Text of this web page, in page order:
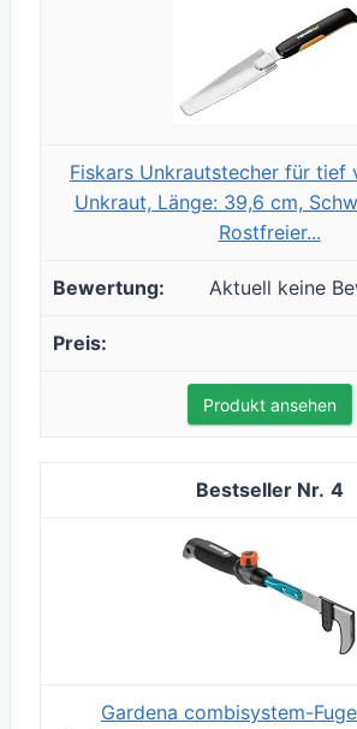
Fiskars Unkrautstecher für tief
Unkraut, Länge: 39,6 cm,
Rostfreier...
Aktuell keine
Produkt ansehen
4
Gardena combisystem-